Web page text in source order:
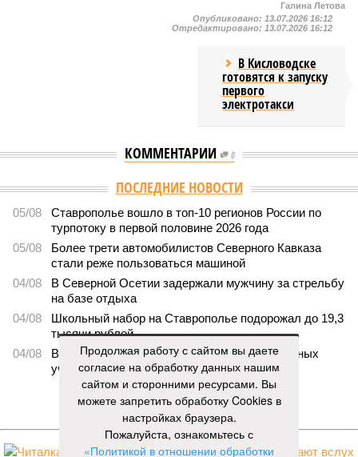
Галина Летова
Опубликовано: 13.07.2026 16:12
Отредактировано: 13.07.2026 16:12
В Кисловодске
готовятся к запуску
первого
электротакси
КОММЕНТАРИИ 0
ПОСЛЕДНИЕ НОВОСТИ
05/08
Ставрополье вошло в топ-10 регионов России по
турпотоку в первой половине 2026 года
05/08
Более трети автомобилистов Северного Кавказа
стали реже пользоваться машиной
04/08
В Северной Осетии задержали мужчину за стрельбу
на базе отдыха
04/08
Школьный набор на Ставрополье подорожал до 19,3
тысячи рублей
04/08
В Дагестане нашли почти 3,9 тысячи земельных
участков под жилую застройку
ЕЩЕ НОВОСТИ
Продолжая работу с сайтом вы даете
согласие на обработку данных нашим
сайтом и сторонними ресурсами. Вы
можете запретить обработку Cookies в
настройках браузера.
Пожалуйста, ознакомьтесь с
«Политикой в отношении обработки